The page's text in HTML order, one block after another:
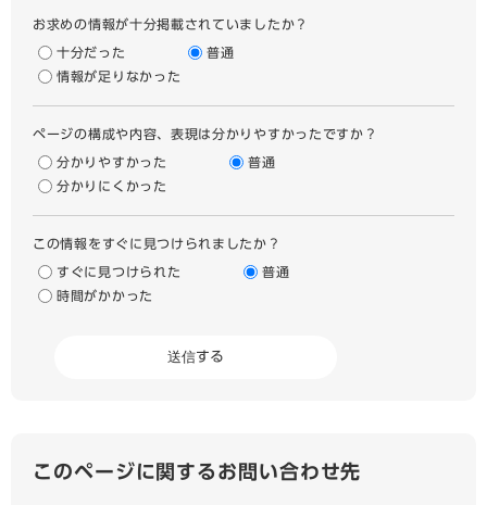
お求めの情報が十分掲載されていましたか？
十分だった
普通
情報が足りなかった
ページの構成や内容、表現は分かりやすかったですか？
分かりやすかった
普通
分かりにくかった
この情報をすぐに見つけられましたか？
すぐに見つけられた
普通
時間がかかった
このページに関するお問い合わせ先